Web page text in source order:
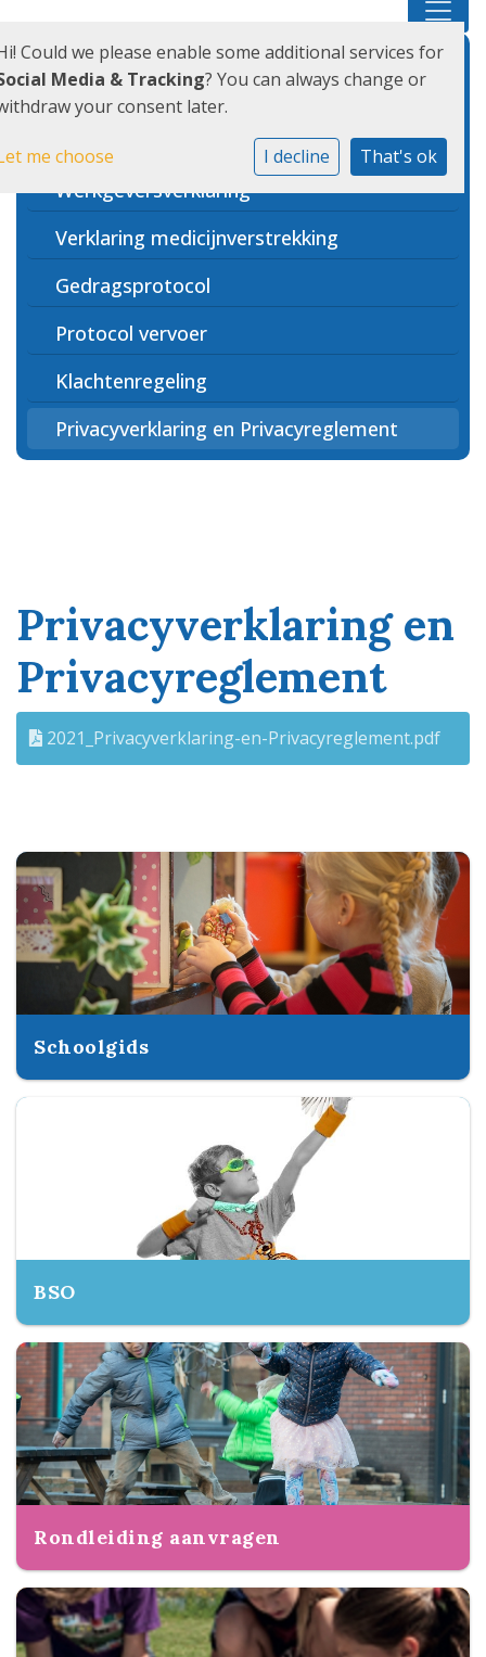
Schoolondersteuningsprofiel
Verlofaanvraag gewichtige
Werkgeversverklaring
Verklaring medicijnverstrekking
Gedragsprotocol
Protocol vervoer
Klachtenregeling
Privacyverklaring en Privacyreglement
Privacyverklaring en
Privacyreglement
2021_Privacyverklaring-en-Privacyreglement.pdf
Schoolgids
BSO
Rondleiding aanvragen
Could we please enable some additional services for
Media & Tracking? You can always change or
your consent later.
me choose I decline That's ok